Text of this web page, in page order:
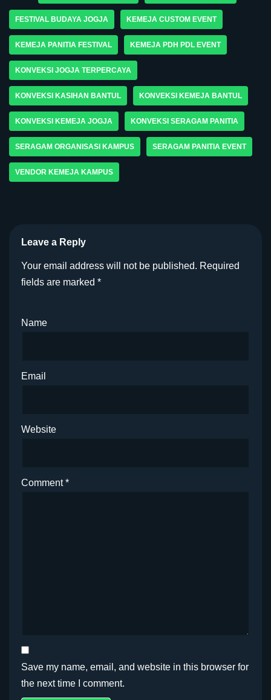
FESTIVAL BUDAYA JOGJA KEMEJA CUSTOM EVENT
KEMEJA PANITIA FESTIVAL KEMEJA PDH PDL EVENT
KONVEKSI JOGJA TERPERCAYA
KONVEKSI KASIHAN BANTUL KONVEKSI KEMEJA BANTUL
KONVEKSI KEMEJA JOGJA KONVEKSI SERAGAM PANITIA
SERAGAM ORGANISASI KAMPUS SERAGAM PANITIA EVENT
VENDOR KEMEJA KAMPUS
Leave a Reply
Your email address will not be published. Required
fields are marked *
Name
Email
Website
Comment*
Save my name, email, and website in this browser for
the next time I comment.